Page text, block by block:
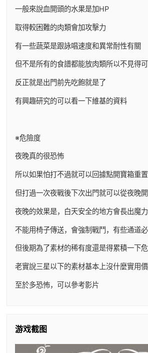
一般來說血開頭的水果是加HP
取得較困難的肉類會加攻擊力
有一些蔬菜是跟詠唱速度和異常耐性有關
但不是所有的食譜都能放肉類所以不見得
反正就是出門前先吃飽就是了
有興趣研究的可以看一下維基的資料
※危險度
夜晚真的很恐怖
所以如果怕打不過就可以回據點開寶箱重
但打過一次夜戰後下次出門就可以從夜晚
夜晚的效果是，白天安全的地方會長出魔
不能用椅子傳送，會強制戰鬥，有些通道
但後期為了素材的稀有度還是得累積一下
老實說三星以下的素材基本上沒什麼實用
至於多恐怖，可以參考影片
游戏截图